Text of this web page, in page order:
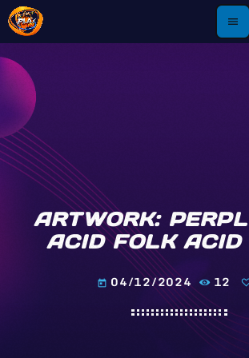
menu
ARTWORK:
ACID FOLK ACID
today 04/12/2024 12